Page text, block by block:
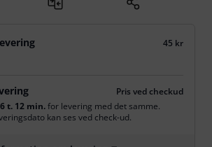
45 kr
Pris ved checkud
6 t. 12 min.for levering med det samme.
kan ses ved check-ud.